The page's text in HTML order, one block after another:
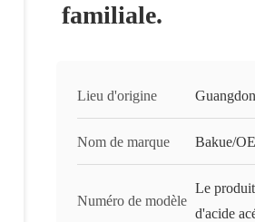
familiale.
Lieu d'origine
Nom de marque Bakue/
Numéro de modèle
Le
d'acide